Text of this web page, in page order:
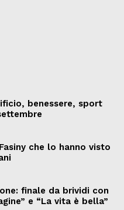
benessere, sport
che lo hanno visto
finale da brividi con
e “La vita è bella”